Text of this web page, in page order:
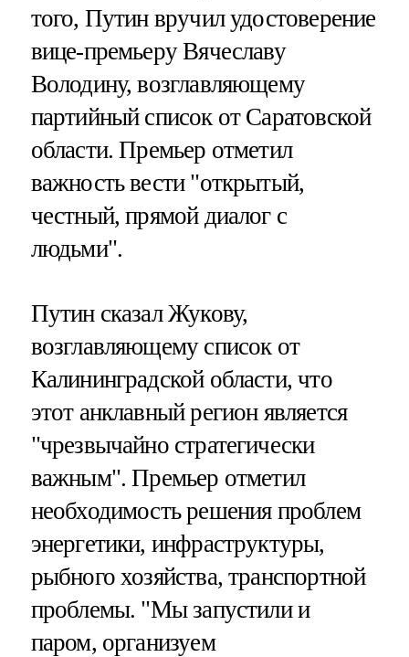
того, Путин вручил удостоверение
вице-премьеру Вячеславу
Володину, возглавляющему
партийный список от Саратовской
области. Премьер отметил
важность вести "открытый,
честный, прямой диалог с
людьми".
Путин сказал Жукову,
возглавляющему список от
Калининградской области, что
этот анклавный регион является
"чрезвычайно стратегически
важным". Премьер отметил
необходимость решения проблем
энергетики, инфраструктуры,
рыбного хозяйства, транспортной
проблемы. "Мы запустили и
паром, организуем